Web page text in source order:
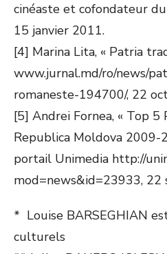
cinéaste et cofondateur
15 janvier 2011.
[4] Marina Lita, « Patria
www.jurnal.md/ro/news/
romaneste-194700/, 22
[5] Andrei Fornea, « Top
Republica Moldova 2009-
portail Unimedia http://
mod=news&id=23933,
* Louise BARSEGHIAN
culturels